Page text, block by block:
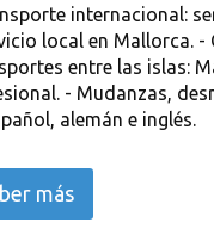
internacional:
local en Mallorca. -
entre las islas:
- Mudanzas,
alemán e inglés.
más